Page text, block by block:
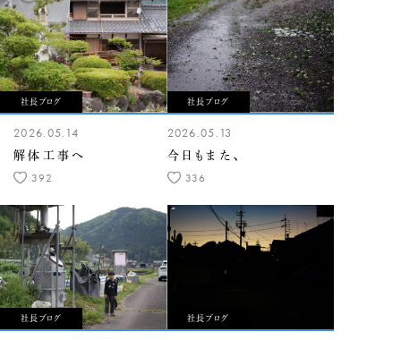
社長ブログ
2026.05.14
解体工事へ
392
社長ブログ
2026.05.13
今日もまた、
336
社長ブログ 社長ブログ